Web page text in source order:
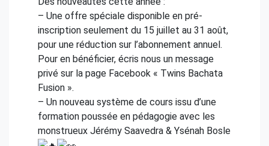
– Une offre spéciale disponible en pré-
inscription seulement du 15 juillet au 31 août,
pour une réduction sur l’abonnement annuel.
Pour en bénéficier, écris nous un message
privé sur la page Facebook « Twins Bachata
Fusion ».
– Un nouveau système de cours issu d’une
formation poussée en pédagogie avec les
monstrueux Jérémy Saavedra & Ysénah Bosle